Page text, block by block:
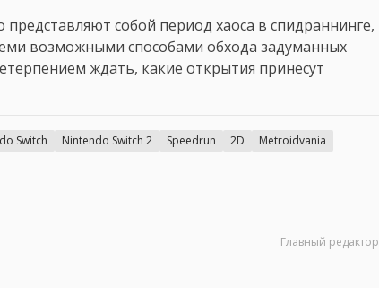
собой период хаоса в спидраннинге,
возможными способами обхода задуманных
ждать, какие открытия принесут
Switch Nintendo Switch 2 Speedrun 2D
Metroidvania
Главный редактор